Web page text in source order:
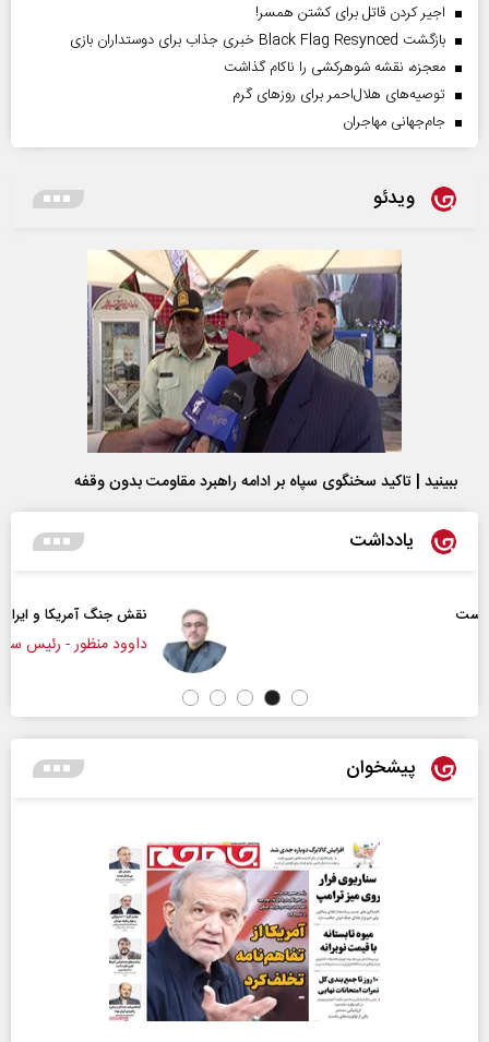
اجیر کردن قاتل برای کشتن همسر!
بازگشت Black Flag Resynced خبری جذاب برای دوستداران بازی
معجزه، نقشه شوهرکشی را ناکام گذاشت
توصیه‌های هلال‌احمر برای روز‌های گرم
جام‌جهانی مهاجران
ویدئو
ببینید | تاکید سخنگوی سپاه بر ادامه راهبرد مقاومت بدون وقفه
یادداشت
نقش جنگ آمریکا و ایران بر تغییر موازنه قدرت در
داوود منظور - رئیس سابق سازمان برنامه و بودجه
پیشخوان